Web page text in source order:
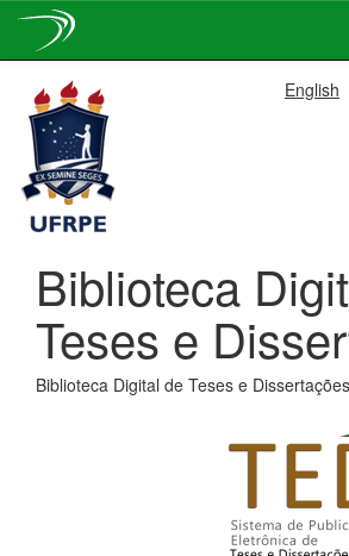
navigation
English
Biblioteca
Teses e
Biblioteca Digital de Teses e Dissertações